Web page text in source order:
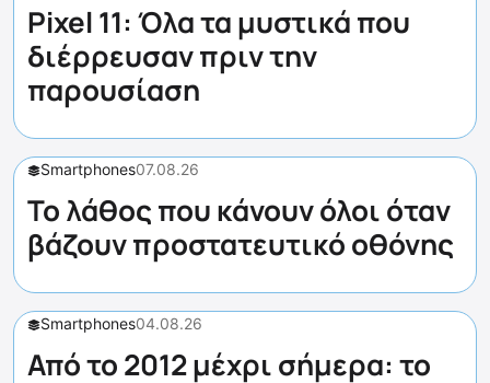
Pixel 11: Όλα τα μυστικά που
διέρρευσαν πριν την
παρουσίαση
Smartphones07.08.26
Το λάθος που κάνουν όλοι όταν
βάζουν προστατευτικό οθόνης
Smartphones04.08.26
Από το 2012 μέχρι σήμερα: το